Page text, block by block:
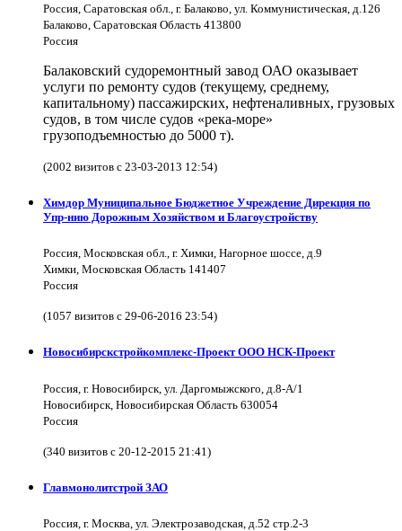
Россия, Саратовская обл., г. Балаково, ул. Коммунистическая, д.126
Балаково, Саратовская Область 413800
Россия
Балаковский судоремонтный завод ОАО оказывает
услуги по ремонту судов (текущему, среднему,
капитальному) пассажирских, нефтеналивных, грузовых
судов, в том числе судов «река-море»
грузоподъемностью до 5000 т).
(2002 визитов с 23-03-2013 12:54)
Химдор Муниципальное Бюджетное Учреждение Дирекция по
Упр-нию Дорожным Хозяйством и Благоустройству
Россия, Московская обл., г. Химки, Нагорное шоссе, д.9
Химки, Московская Область 141407
Россия
(1057 визитов с 29-06-2016 23:54)
Новосибирскстройкомплекс-Проект ООО НСК-Проект
Россия, г. Новосибирск, ул. Даргомыжского, д.8-А/1
Новосибирск, Новосибирская Область 630054
Россия
(340 визитов с 20-12-2015 21:41)
Главмонолитстрой ЗАО
Россия, г. Москва, ул. Электрозаводская, д.52 стр.2-3